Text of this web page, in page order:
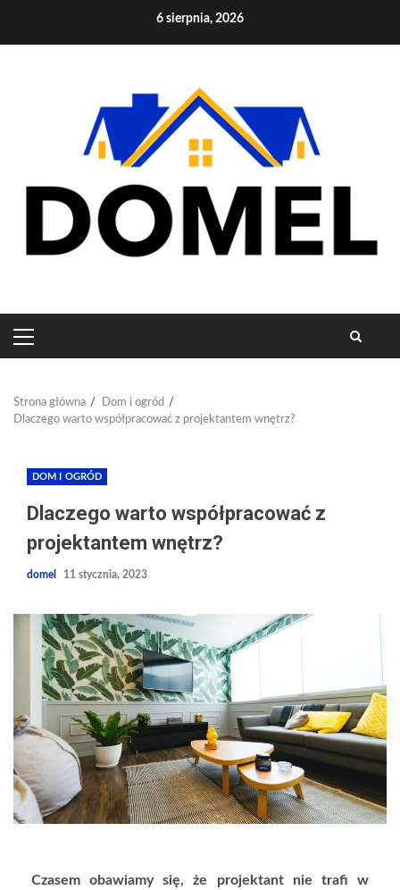
6 sierpnia, 2026
PRIMARY
MENU
Strona główna
Dom i ogród
Dlaczego warto współpracować z projektantem wnętrz?
DOM I OGRÓD
Dlaczego warto współpracować z
projektantem wnętrz?
domel 11 stycznia, 2023
Czasem obawiamy się, że projektant nie trafi w